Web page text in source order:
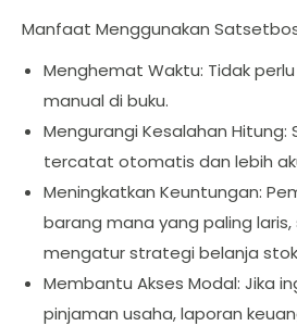
Manfaat Menggunakan
Menghemat Waktu: Tidak
manual di buku.
Mengurangi Kesalahan Hitung:
tercatat otomatis dan lebih
Meningkatkan Keuntungan:
barang mana yang paling
mengatur strategi belanja
Membantu Akses Modal: Jika
pinjaman usaha, laporan